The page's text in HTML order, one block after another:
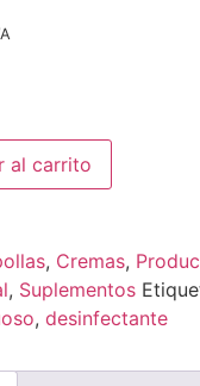
al carrito
, Cremas,
, Suplementos
, desinfectante